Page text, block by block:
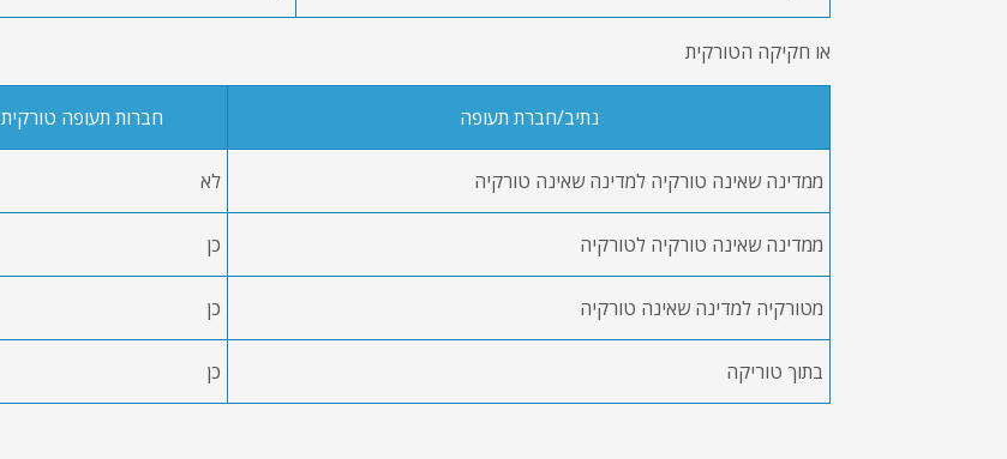
או חקיקה הטורקית
נתיב/חברת תעופה חברות תעופה טורקית
ממדינה שאינה טורקיה למדינה שאינה טורקיה לא
ממדינה שאינה טורקיה לטורקיה כן
מטורקיה למדינה שאינה טורקיה כן
בתוך טוריקה כן